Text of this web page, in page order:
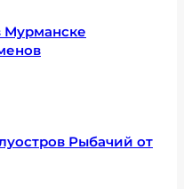
Мурманске
Рыбачий от